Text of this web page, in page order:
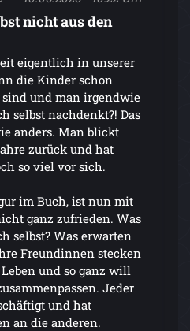
nicht aus den
eigentlich in unserer
die Kinder schon
sind und man irgendwie
selbst nachdenkt?! Das
anders. Man blickt
zurück und hat
so viel vor sich.
im Buch, ist nun mit
ganz zufrieden. Was
selbst? Was erwarten
Freundinnen stecken
und so ganz will
Jeder
und hat
an die anderen.